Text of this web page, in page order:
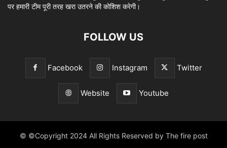
पर हमारी टीम पूरी तरह खरा उतरने की कोशिश करेगी।
FOLLOW US
Facebook Instagram Twitter
Website Youtube
© ©Copyright 2024 All Rights Reserved by The fire post